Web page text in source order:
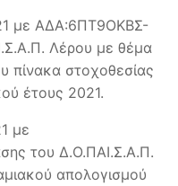
με ΑΔΑ:6ΠΤ9ΟΚΒΣ-
Λέρου με θέμα
πίνακα στοχοθεσίας
έτους 2021.
με
του Δ.Ο.ΠΑΙ.Σ.Α.Π.
απολογισμού